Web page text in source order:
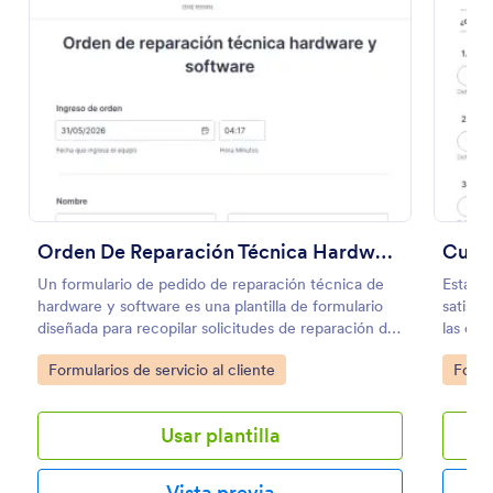
Orden De Reparación Técnica Hardware Y Software
Un formulario de pedido de reparación técnica de
hardware y software es una plantilla de formulario
diseñada para recopilar solicitudes de reparación de
hardware y software.
Go to Category:
Formularios de servicio al cliente
Usar plantilla
Esta
las
Go
Usar plantilla
Vista previa